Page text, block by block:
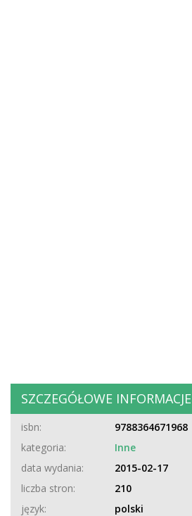
SZCZEGÓŁOWE INFORMACJE
isbn:
9788364671968
kategoria:
Inne
data wydania:
2015-02-17
liczba stron:
210
język:
polski